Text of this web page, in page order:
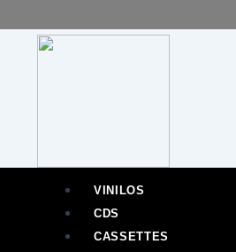
al
VINILOS
CDS
CASSETTES